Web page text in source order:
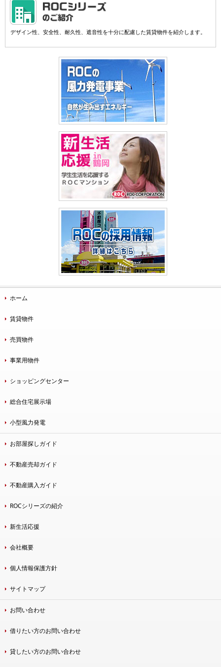
デザイン性、安全性、耐久性、遮音性を十分に配慮した賃貸物件を紹介します。
ホーム
賃貸物件
売買物件
事業用物件
ショッピングセンター
総合住宅展示場
小型風力発電
お部屋探しガイド
不動産売却ガイド
不動産購入ガイド
ROCシリーズの紹介
新生活応援
会社概要
個人情報保護方針
サイトマップ
お問い合わせ
借りたい方のお問い合わせ
貸したい方のお問い合わせ